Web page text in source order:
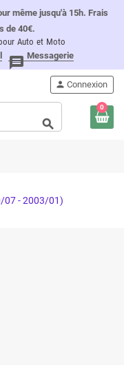
même jusqu'à 15h. Frais
de 40€.
Auto et Moto
message Messagerie
person Connexion
search
0
07 - 2003/01)